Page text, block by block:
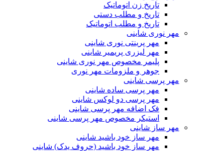
تاریخ زن اتوماتیک
تاریخ و مطلب دستی
تاریخ و مطلب اتوماتیک
مهر نوری شاینی
مهر پرینتی نوری شاینی
مهر لیزری پریمیر شاینی
پلیمر مخصوص مهر نوری شاینی
جوهر و ملزومات مهر نوری
مهر پرسی شاینی
مهر پرسی ساده شاینی
مهر پرسی دو لوکس شاینی
فک اضافه مهر پرسی شاینی
استیکر مخصوص مهر پرسی شاینی
مهر ساز شاینی
مهر ساز خود باشید شاینی
مهر ساز خود باشید (حروف یدک) شاینی